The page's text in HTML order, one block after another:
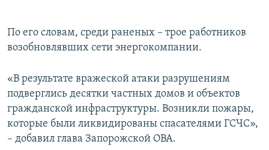
По его словам, среди раненых – трое работников
возобновлявших сети энергокомпании.
«В результате вражеской атаки разрушениям
подверглись десятки частных домов и объектов
гражданской инфраструктуры. Возникли пожары,
которые были ликвидированы спасателями ГСЧС»,
– добавил глава Запорожской ОВА.